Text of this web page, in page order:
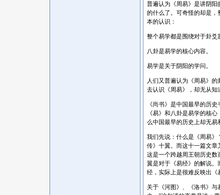
普遍认为《周易》是讲阴
的什么了。可奇怪的却是
本的认识：
整个易学都是围绕对于卦爻
八卦是易学的核心内容。
易学是关于阴阳的学问。
人们又普遍认为《周易》
去认识《周易》，却无从
《尚书》是中国最早的历
《易》和八卦是易学的核
么中国最早的历史上却无
我们先说：什么是《周易
传》十翼。而这十一篇文
这是一个跨越周王朝历史
翼是对于《易经》的解说
经，实际上是很难反映出《
关于《河图》、《洛书》